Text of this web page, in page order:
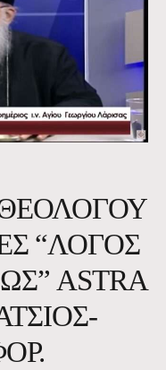
“ΛΌΓΟΣ
ASTRA